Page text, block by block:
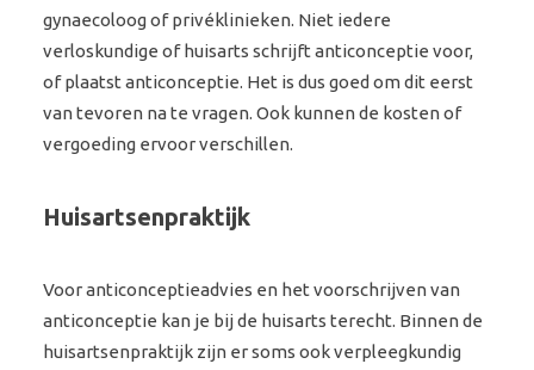
gynaecoloog of privéklinieken. Niet iedere
verloskundige of huisarts schrijft anticonceptie voor,
of plaatst anticonceptie. Het is dus goed om dit eerst
van tevoren na te vragen. Ook kunnen de kosten of
vergoeding ervoor verschillen.
Huisartsenpraktijk
Voor anticonceptieadvies en het voorschrijven van
anticonceptie kan je bij de huisarts terecht. Binnen de
huisartsenpraktijk zijn er soms ook verpleegkundig